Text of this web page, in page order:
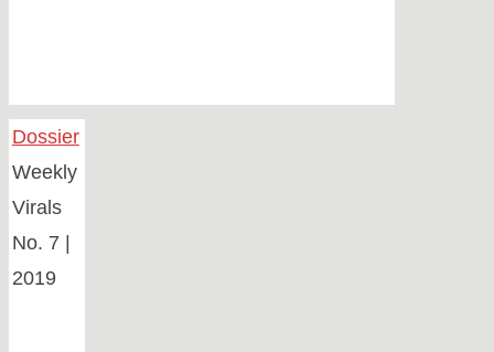
Home
Dossier
Weekly
Virals
No. 7 |
2019